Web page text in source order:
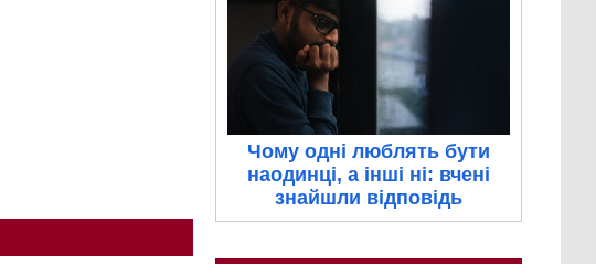
Чому одні люблять бути
наодинці, а інші ні: вчені
знайшли відповідь